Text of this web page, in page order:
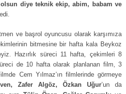
olsun diye teknik ekip, abim, babam ve
ve başrol oyuncusu olarak karşımıza
bitmesine bir hafta kala Beykoz
Hazırlık süreci 11 hafta, çekimleri 8
de 10 hafta olarak planlanan film, 3
Cem Yılmaz’ın filmlerinde görmeye
Zafer Algöz, Özkan Uğur’un da